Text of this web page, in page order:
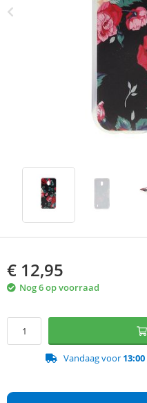
€ 12,95
Nog 6 op voorraad
Vandaag voor 13:00